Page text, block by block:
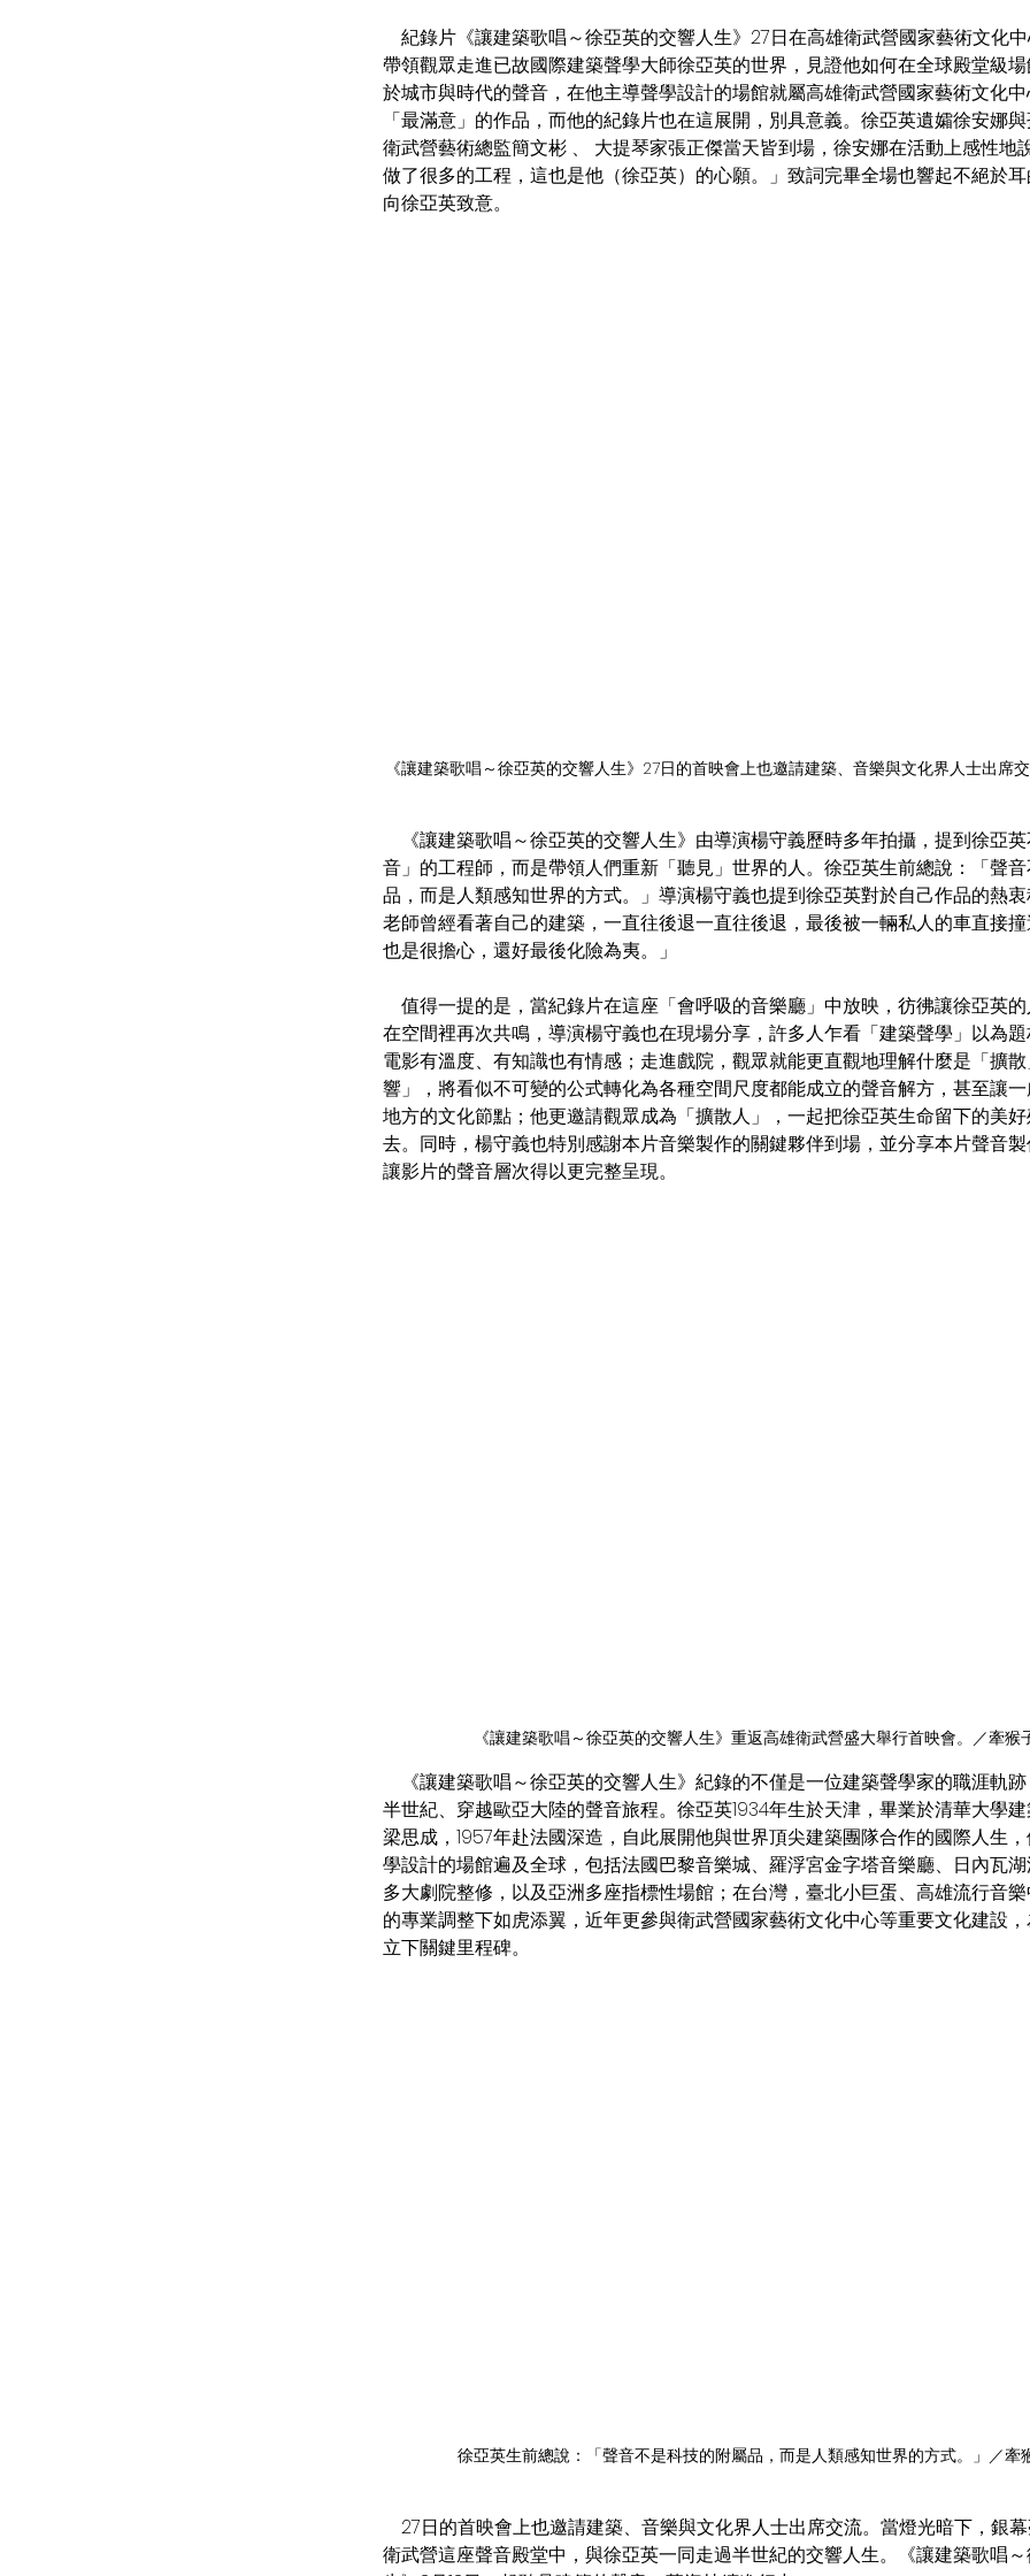
帶領觀眾走進已故國際建築聲學大師徐亞英的世界，見證他如何在全球殿堂級
於城市與時代的聲音，在他主導聲學設計的場館就屬高雄衛武營國家藝術文化
「最滿意」的作品，而他的紀錄片也在這展開，別具意義。徐亞英遺孀徐安娜
衛武營藝術總監簡文彬 、 大提琴家張正傑當天皆到場，徐安娜在活動上感性地
做了很多的工程，這也是他（徐亞英）的心願。」致詞完畢全場也響起不絕於
向徐亞英致意。
《讓建築歌唱～徐亞英的交響人生》27日的首映會上也邀請建築、音樂與文化界人士出席
音」的工程師，而是帶領人們重新「聽見」世界的人。徐亞英生前總說：「聲
品，而是人類感知世界的方式。」導演楊守義也提到徐亞英對於自己作品的熱
老師曾經看著自己的建築，一直往後退一直往後退，最後被一輛私人的車直接
也是很擔心，還好最後化險為夷。」
在空間裡再次共鳴，導演楊守義也在現場分享，許多人乍看「建築聲學」以為
電影有溫度、有知識也有情感；走進戲院，觀眾就能更直觀地理解什麼是「擴
響」，將看似不可變的公式轉化為各種空間尺度都能成立的聲音解方，甚至讓
地方的文化節點；他更邀請觀眾成為「擴散人」，一起把徐亞英生命留下的美
去。同時，楊守義也特別感謝本片音樂製作的關鍵夥伴到場，並分享本片聲音
讓影片的聲音層次得以更完整呈現。
《讓建築歌唱～徐亞英的交響人生》重返高雄衛武營盛大舉行首映會。／牽猴
半世紀、穿越歐亞大陸的聲音旅程。徐亞英1934年生於天津，畢業於清華大學
梁思成，1957年赴法國深造，自此展開他與世界頂尖建築團隊合作的國際人生
學設計的場館遍及全球，包括法國巴黎音樂城、羅浮宮金字塔音樂廳、日內瓦
多大劇院整修，以及亞洲多座指標性場館；在台灣，臺北小巨蛋、高雄流行音
的專業調整下如虎添翼，近年更參與衛武營國家藝術文化中心等重要文化建設
立下關鍵里程碑。
徐亞英生前總說：「聲音不是科技的附屬品，而是人類感知世界的方式。」／牽
衛武營這座聲音殿堂中，與徐亞英一同走過半世紀的交響人生。《讓建築歌唱